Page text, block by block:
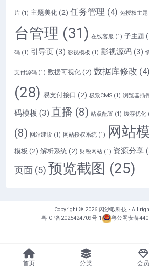
片 (1) 主题美化 (2) 任务管理 (4) 免授权主题
台管理 (31) 在线客服 (1) 子主题
码 (1) 引导页 (3) 影视模板 (1) 影视源码 (3)
支付源码 (1) 数据可视化 (2) 数据库修改 (4)
(28) 易支付接口 (2) 极致CMS (1) 浏览器插
码模板 (3) 直播 (8) 站点配置 (1) 缓存优化
(8) 网站建设 (1) 网站授权系统 (1) 网站
模板 (2) 解析系统 (2) 财税网站 (1) 资源分享
页面 (5) 预览截图 (25)
Copyright © 2026 闪沙暇科技 - All
粤ICP备2025424709号-1
粤公网安备
首页 分类 会员